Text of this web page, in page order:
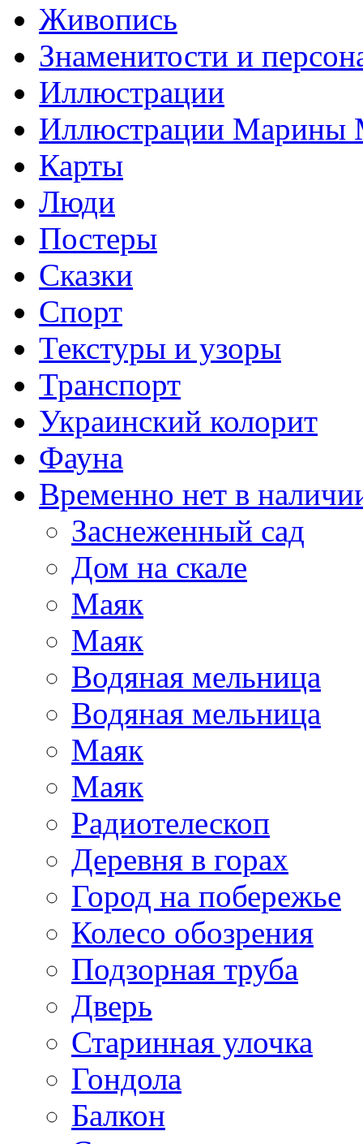
Живопись
Знаменитости и
Иллюстрации
Иллюстрации Марины
Карты
Люди
Постеры
Сказки
Спорт
Текстуры и узоры
Транспорт
Украинский колорит
Фауна
Временно нет в
Заснеженный сад
Дом на скале
Маяк
Маяк
Водяная мельница
Водяная мельница
Маяк
Маяк
Радиотелескоп
Деревня в горах
Город на побережье
Колесо обозрения
Подзорная труба
Дверь
Старинная улочка
Гондола
Балкон